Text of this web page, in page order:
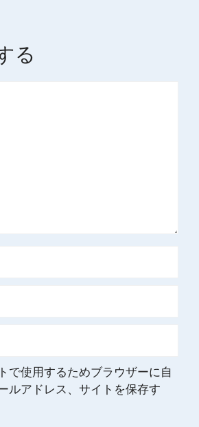
る
で使用するためブラウザーに自
ルアドレス、サイトを保存す